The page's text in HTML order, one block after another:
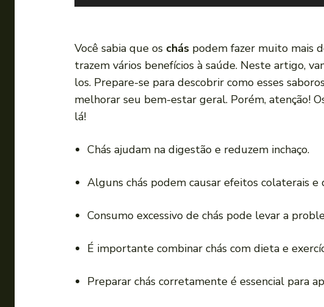
o
a
d
o
d
á
d
o
Você sabia que os chás podem fazer muito mais
trazem vários benefícios à saúde. Neste artigo,
los. Prepare-se para descobrir como esses
melhorar seu bem-estar geral. Porém, atenção!
lá!
Chás ajudam na digestão e reduzem inchaço.
Alguns chás podem causar efeitos colaterais e
Consumo excessivo de chás pode levar a
É importante combinar chás com dieta e
Preparar chás corretamente é essencial para